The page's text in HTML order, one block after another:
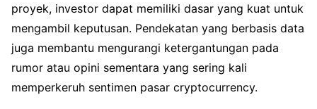
proyek, investor dapat memiliki dasar yang kuat untuk
mengambil keputusan. Pendekatan yang berbasis data
juga membantu mengurangi ketergantungan pada
rumor atau opini sementara yang sering kali
memperkeruh sentimen pasar cryptocurrency.